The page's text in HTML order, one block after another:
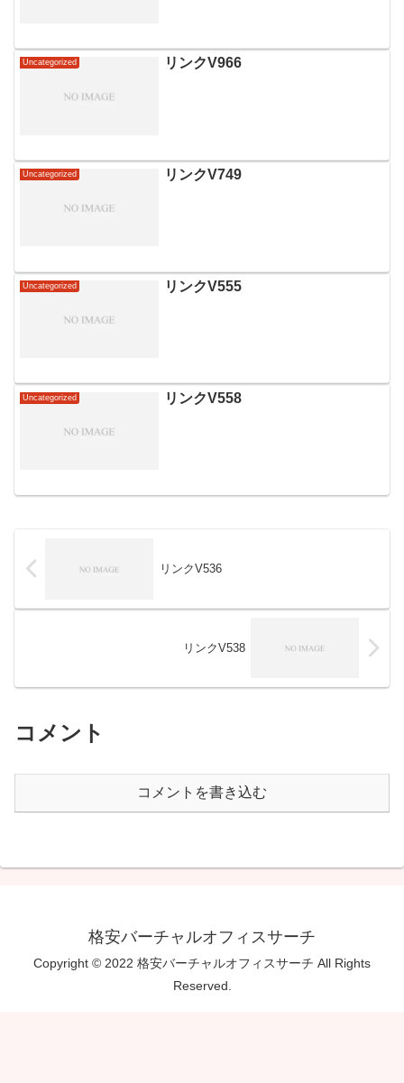
Uncategorized リンクV966
Uncategorized リンクV749
Uncategorized リンクV555
Uncategorized リンクV558
リンクV536
リンクV538
コメント
コメントを書き込む
格安バーチャルオフィスサーチ
Copyright © 2022 格安バーチャルオフィスサーチ All Rights
Reserved.